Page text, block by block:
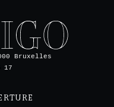
Bruxelles
17